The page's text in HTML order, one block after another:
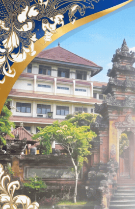
Skip to content